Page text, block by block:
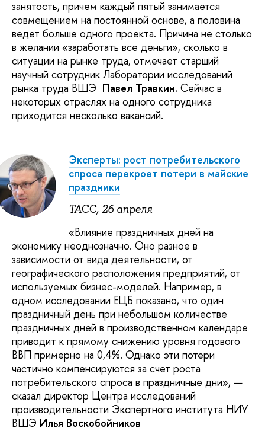
занятость, причем каждый пятый занимается
совмещением на постоянной основе, а половина
ведет больше одного проекта. Причина не столько
в желании «заработать все деньги», сколько в
ситуации на рынке труда, отмечает старший
научный сотрудник Лаборатории исследований
рынка труда ВШЭ Павел Травкин. Сейчас в
некоторых отраслях на одного сотрудника
приходится несколько вакансий.
Эксперты: рост потребительского
спроса перекроет потери в майские
праздники
ТАСС, 26 апреля
«Влияние праздничных дней на
экономику неоднозначно. Оно разное в
зависимости от вида деятельности, от
географического расположения предприятий, от
используемых бизнес-моделей. Например, в
одном исследовании ЕЦБ показано, что один
праздничный день при небольшом количестве
праздничных дней в производственном календаре
приводит к прямому снижению уровня годового
ВВП примерно на 0,4%. Однако эти потери
частично компенсируются за счет роста
потребительского спроса в праздничные дни», —
сказал директор Центра исследований
производительности Экспертного института НИУ
ВШЭ Илья Воскобойников